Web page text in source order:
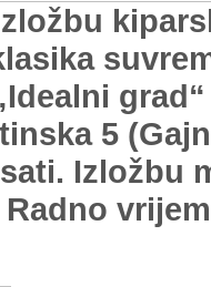
5
Izložbu